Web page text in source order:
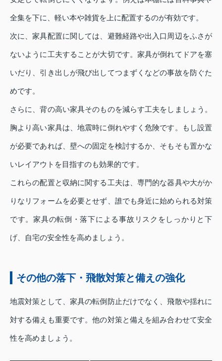
全集を下に、軽い本や雑貨を上に配置するのが有効です。
次に、家具配置に関しては、避難経路や出入口周辺をふさが
ないように工夫することが大切です。家具が倒れてドアを塞
いだり、引き出しが飛び出してつまずくなどの事故を防ぐた
めです。
さらに、背の高い家具そのものを減らす工夫をしましょう。
胸より高い家具は、地震時に倒れやすく危険です。もし設置
が必要であれば、壁への固定を検討するか、そもそも置かな
いレイアウトを目指すのも効果的です。
これらの配置と収納に関する工夫は、専門的な器具や大がか
りなリフォームを必要とせず、誰でも身近に始められる対策
です。家具の転倒・落下による事故リスクをしっかりと下
げ、自宅の安全性を高めましょう。
その他の落下・飛散対策と備えの強化
地震対策として、家具の転倒防止だけでなく、飛散や揺れに
対する備えも重要です。他の対策と備えを組み合わせて安全
性を高めましょう。